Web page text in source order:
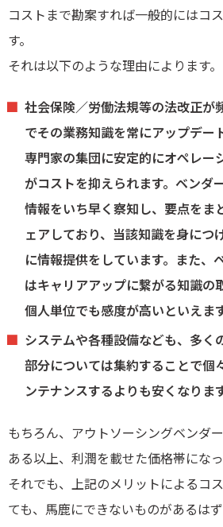
コストまで勘案すれば一般的にはコ
す。
それは以下のような理由によります。
社会保険／労働法規等の法改正が
でその業務知識を常にアップデー
専門家の集団に安定的にオペレー
がコストを抑えられます。ベンダ
情報をいち早く察知し、要点をま
ェアしており、当該知識を身につ
に情報提供をしています。また、
はキャリアアップに繋がる知識の
個人単位でも感度が高いといえます
システムや各種設備なども、多く
部分については集約することで個
ンテナンスするよりも安くなります
もちろん、アウトソーシングベンダ
ある以上、利潤を載せた価格帯になっ
それでも、上記のメリットによるコ
ても、馬鹿にできないものがあるはず